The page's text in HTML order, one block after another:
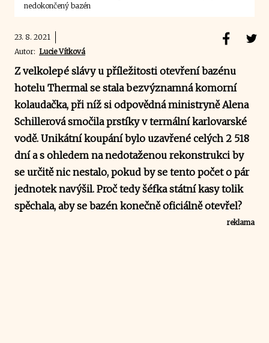
nedokončený bazén
23. 8. 2021
Autor: Lucie Vítková
Z velkolepé slávy u příležitosti otevření bazénu
hotelu Thermal se stala bezvýznamná komorní
kolaudačka, při níž si odpovědná ministryně Alena
Schillerová smočila prstíky v termální karlovarské
vodě. Unikátní koupání bylo uzavřené celých 2 518
dní a s ohledem na nedotaženou rekonstrukci by
se určitě nic nestalo, pokud by se tento počet o pár
jednotek navýšil. Proč tedy šéfka státní kasy tolik
spěchala, aby se bazén konečně oficiálně otevřel?
reklama